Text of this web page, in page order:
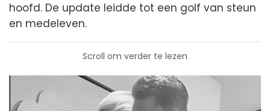
hoofd. De update leidde tot een golf van steun
en medeleven.
Scroll om verder te lezen